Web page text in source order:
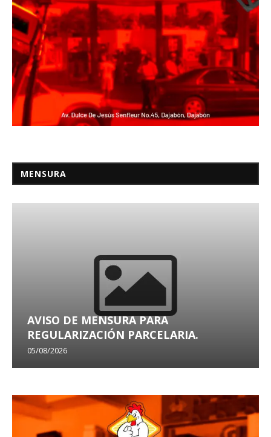
MENSURA
AVISO DE MENSURA PARA
REGULARIZACIÓN PARCELARIA.
05/08/2026